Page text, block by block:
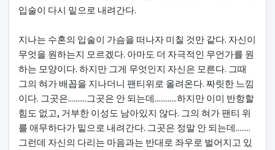
입술이 다시 밑으로 내려간다.
지나는 수혼의 입술이 가슴을 떠나자 미칠 것만 같다. 자신이
무엇을 원하는지 모르겠다. 아마도 더 자극적인 무언가를 원
하는 모양이다. 하지만 그게 무엇인지 자신은 모른다. 그때
그의 혀가 배꼽을 지나더니 팬티위로 올려온다. 짜릿한 느낌
이다. 그곳은..........그곳은 안 되는데............하지만 이미 반항할
힘도 없고, 거부한 이성도 남아있지 않다. 그의 혀가 팬티 위
를 애무하다가 밑으로 내려간다. 그곳은 정말 안 되는데........
그런데 자신의 다리는 마음과는 반대로 좌우로 벌어지고 있